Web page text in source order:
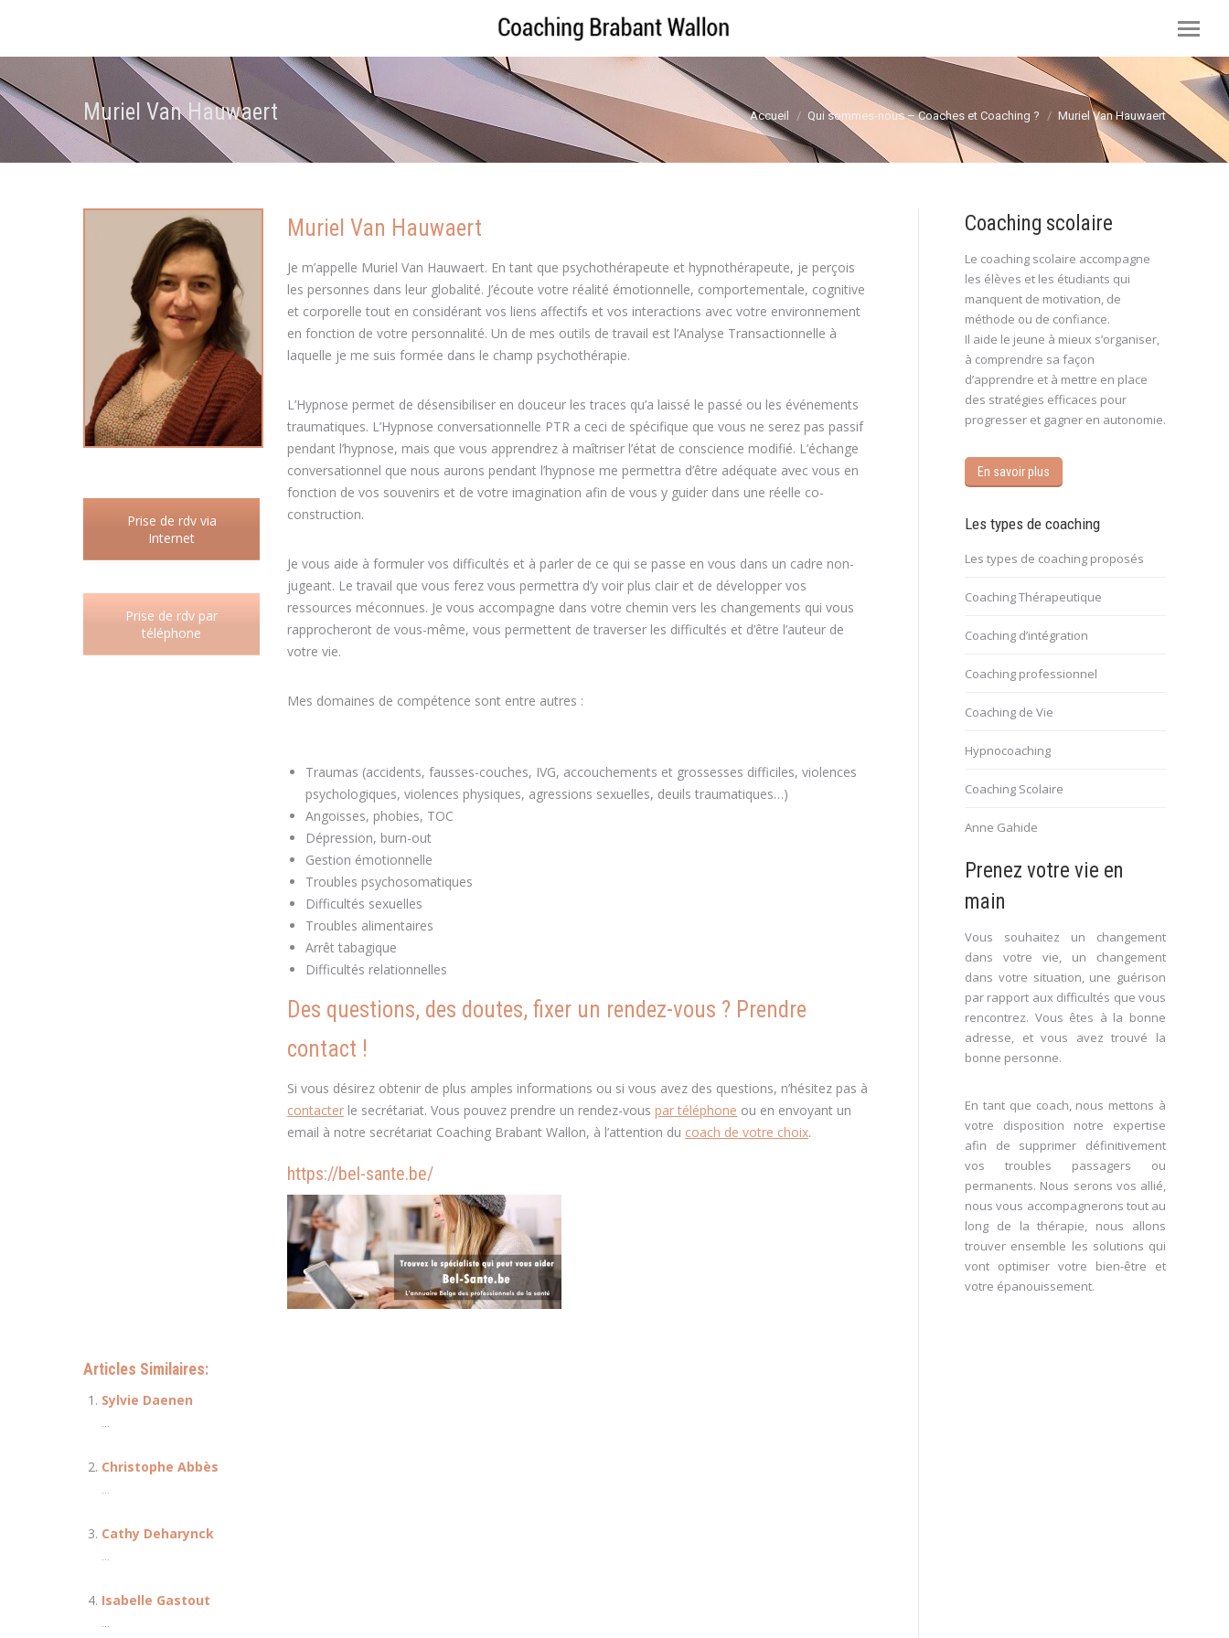
Muriel Van Hauwaert Vous êtes ici :
Accueil Qui sommes-nous – Coaches et Coaching ? Muriel Van Hauwaert
Prise de rdv via
Internet
Prise de rdv par
téléphone
Muriel Van Hauwaert
Je m’appelle Muriel Van Hauwaert. En tant que psychothérapeute et hypnothérapeute, je perçois
les personnes dans leur globalité. J’écoute votre réalité émotionnelle, comportementale, cognitive
et corporelle tout en considérant vos liens affectifs et vos interactions avec votre environnement
en fonction de votre personnalité. Un de mes outils de travail est l’Analyse Transactionnelle à
laquelle je me suis formée dans le champ psychothérapie.
L’Hypnose permet de désensibiliser en douceur les traces qu’a laissé le passé ou les événements
traumatiques. L’Hypnose conversationnelle PTR a ceci de spécifique que vous ne serez pas passif
pendant l’hypnose, mais que vous apprendrez à maîtriser l’état de conscience modifié. L’échange
conversationnel que nous aurons pendant l’hypnose me permettra d’être adéquate avec vous en
fonction de vos souvenirs et de votre imagination afin de vous y guider dans une réelle co-
construction.
Je vous aide à formuler vos difficultés et à parler de ce qui se passe en vous dans un cadre non-
jugeant. Le travail que vous ferez vous permettra d’y voir plus clair et de développer vos
ressources méconnues. Je vous accompagne dans votre chemin vers les changements qui vous
rapprocheront de vous-même, vous permettent de traverser les difficultés et d’être l’auteur de
votre vie.
Mes domaines de compétence sont entre autres :
Traumas (accidents, fausses-couches, IVG, accouchements et grossesses difficiles, violences
psychologiques, violences physiques, agressions sexuelles, deuils traumatiques…)
Angoisses, phobies, TOC
Dépression, burn-out
Gestion émotionnelle
Troubles psychosomatiques
Difficultés sexuelles
Troubles alimentaires
Arrêt tabagique
Difficultés relationnelles
Des questions, des doutes, fixer un rendez-vous ? Prendre
contact !
Si vous désirez obtenir de plus amples informations ou si vous avez des questions, n’hésitez pas à
contacter le secrétariat. Vous pouvez prendre un rendez-vouspar téléphone ou en envoyant un
email à notre secrétariat Coaching Brabant Wallon, à l’attention du coach de votre choix.
https://bel-sante.be/
Articles Similaires:
Sylvie Daenen
...
Christophe Abbès
...
Cathy Deharynck
...
Isabelle Gastout
...
Coaching scolaire
Le coaching scolaire accompagne
les élèves et les étudiants qui
manquent de motivation, de
méthode ou de confiance.
Il aide le jeune à mieux s’organiser,
à comprendre sa façon
d’apprendre et à mettre en place
des stratégies efficaces pour
progresser et gagner en autonomie.
En savoir plus
Les types de coaching
Les types de coaching proposés
Coaching Thérapeutique
Coaching d’intégration
Coaching professionnel
Coaching de Vie
Hypnocoaching
Coaching Scolaire
Anne Gahide
Prenez votre vie en
main
Vous souhaitez un changement
dans votre vie, un changement
dans votre situation, une guérison
par rapport aux difficultés que vous
rencontrez. Vous êtes à la bonne
adresse, et vous avez trouvé la
bonne personne.
En tant que coach, nous mettons à
votre disposition notre expertise
afin de supprimer définitivement
vos troubles passagers ou
permanents. Nous serons vos allié,
nous vous accompagnerons tout au
long de la thérapie, nous allons
trouver ensemble les solutions qui
vont optimiser votre bien-être et
votre épanouissement.